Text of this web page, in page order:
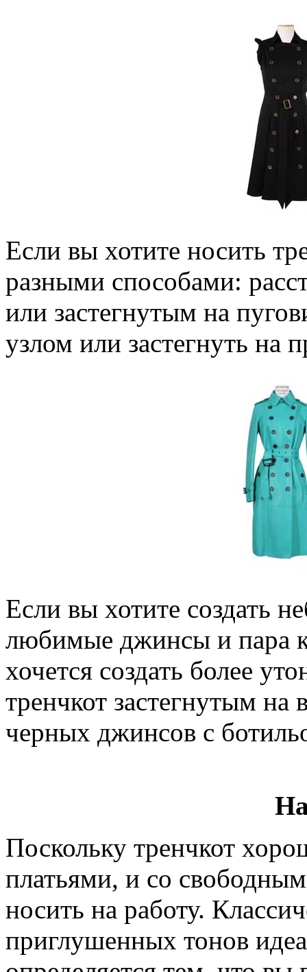
Если вы хотите носить
разными способами:
или застегнутым на
узлом или застегнуть на
Если вы хотите создать
любимые джинсы и пара
хочется создать более
тренчкот застегнутым на
черных джинсов с
Поскольку тренчкот
платьями, и со
носить на работу.
приглушенных тонов